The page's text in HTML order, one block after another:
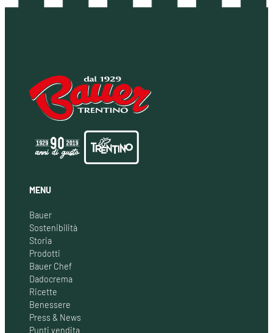
MENU
Bauer
Sostenibilità
Storia
Prodotti
Bauer Chef
Dadocrema
Ricette
Benessere
Press & News
Punti vendita